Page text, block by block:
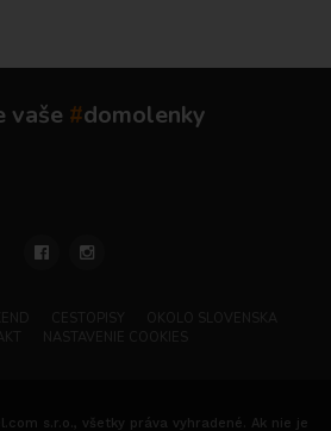
vaše #domolenky
s.r.o., všetky práva vyhradené. Ak nie je